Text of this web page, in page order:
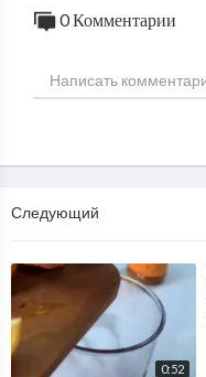
0 Комментарии
Следующий
0:52